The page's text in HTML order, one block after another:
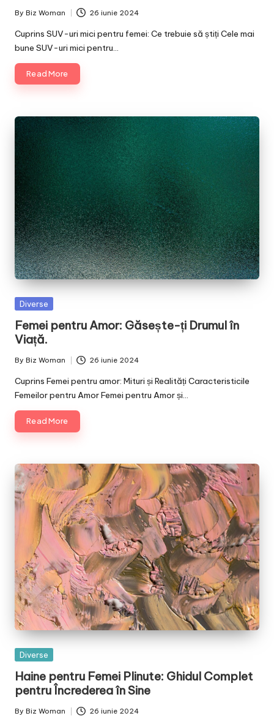
Posted
by
By Biz Woman 26 iunie 2024
Cuprins SUV-uri mici pentru femei: Ce trebuie să știți Cele mai
bune SUV-uri mici pentru…
Read More
Posted
Diverse
Femei pentru Amor: Găsește-ți Drumul în
Viață.
Posted
by
By Biz Woman 26 iunie 2024
Cuprins Femei pentru amor: Mituri și Realități Caracteristicile
Femeilor pentru Amor Femei pentru Amor și…
Read More
Posted
Diverse
Haine pentru Femei Plinute: Ghidul Complet
pentru Încrederea în Sine
By Biz Woman 26 iunie 2024